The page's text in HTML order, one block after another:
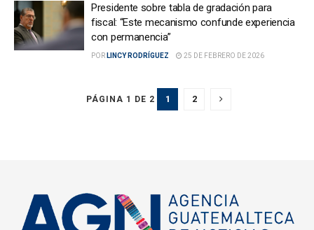
Presidente sobre tabla de gradación para
fiscal: “Este mecanismo confunde experiencia
con permanencia”
POR LINCY RODRÍGUEZ 25 DE FEBRERO DE 2026
PÁGINA 1 DE 2 1 2